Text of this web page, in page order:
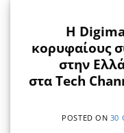
Η
κορυφαίους
στην
στα Tech
POSTED ON 30